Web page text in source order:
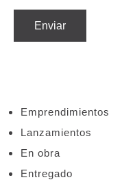
Enviar
Emprendimientos
Lanzamientos
En obra
Entregado